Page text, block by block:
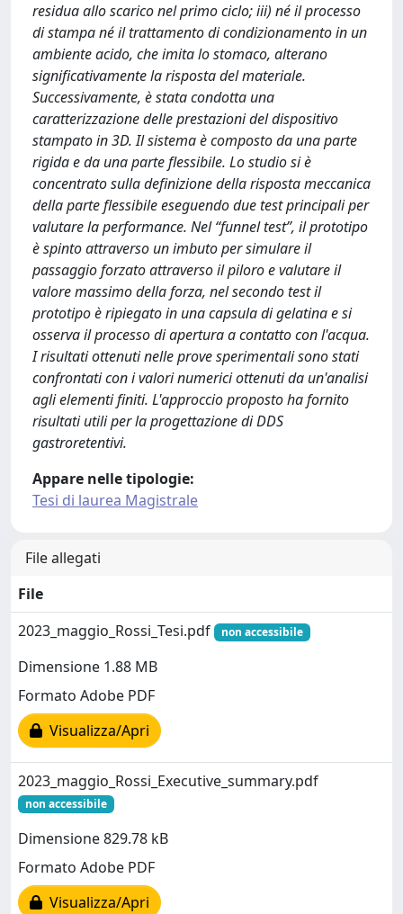
residua allo scarico nel primo ciclo; iii) né il processo
di stampa né il trattamento di condizionamento in un
ambiente acido, che imita lo stomaco, alterano
significativamente la risposta del materiale.
Successivamente, è stata condotta una
caratterizzazione delle prestazioni del dispositivo
stampato in 3D. Il sistema è composto da una parte
rigida e da una parte flessibile. Lo studio si è
concentrato sulla definizione della risposta meccanica
della parte flessibile eseguendo due test principali per
valutare la performance. Nel “funnel test”, il prototipo
è spinto attraverso un imbuto per simulare il
passaggio forzato attraverso il piloro e valutare il
valore massimo della forza, nel secondo test il
prototipo è ripiegato in una capsula di gelatina e si
osserva il processo di apertura a contatto con l'acqua.
I risultati ottenuti nelle prove sperimentali sono stati
confrontati con i valori numerici ottenuti da un'analisi
agli elementi finiti. L'approccio proposto ha fornito
risultati utili per la progettazione di DDS
gastroretentivi.
Appare nelle tipologie:
Tesi di laurea Magistrale
File allegati
File
2023_maggio_Rossi_Tesi.pdf
non accessibile
Dimensione 1.88 MB
Formato Adobe PDF
Visualizza/Apri
2023_maggio_Rossi_Executive_summary.pdf
non accessibile
Dimensione 829.78 kB
Formato Adobe PDF
Visualizza/Apri